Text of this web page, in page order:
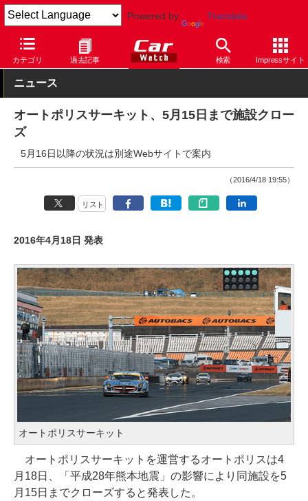
Powered by Translate
カテゴリ 過去記事 検索 Impressサイト
Car Watch モータースポーツ SUPER GT
ニュース
オートポリスサーキット、5月15日まで施設クロー
ズ
5月16日以降の状況は別途Webサイトで案内
（2016/4/18 19:55）
リスト
2016年4月18日 発表
オートポリスサーキット
オートポリスサーキットを運営するオートポリスは4
月18日、「平成28年熊本地震」の影響により同施設を5
月15日までクローズすると発表した。